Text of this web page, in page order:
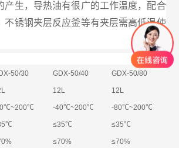
产生，导热油有很广的工作温度，配合
不锈钢夹层反应釜等有夹层需高低温使
50/30 GDX-50/40 GDX-50/80
12L 12L
-40℃~200℃ -80℃~200℃
≤35℃ ≤35℃
≤70% ≤70%